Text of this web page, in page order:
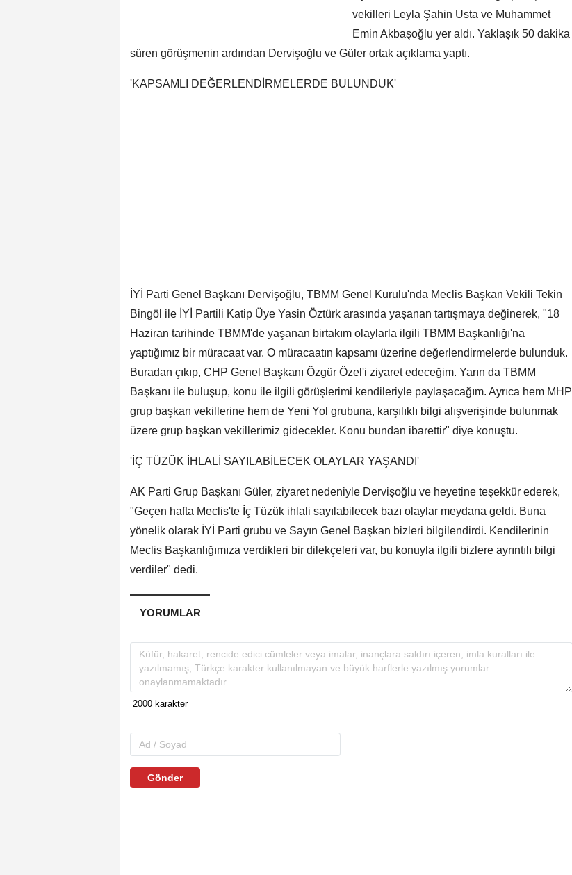
vekilleri Leyla Şahin Usta ve Muhammet
Emin Akbaşoğlu yer aldı. Yaklaşık 50 dakika
süren görüşmenin ardından Dervişoğlu ve Güler ortak açıklama yaptı.
'KAPSAMLI DEĞERLENDİRMELERDE BULUNDUK'
İYİ Parti Genel Başkanı Dervişoğlu, TBMM Genel Kurulu'nda Meclis Başkan Vekili Tekin
Bingöl ile İYİ Partili Katip Üye Yasin Öztürk arasında yaşanan tartışmaya değinerek, "18
Haziran tarihinde TBMM'de yaşanan birtakım olaylarla ilgili TBMM Başkanlığı'na
yaptığımız bir müracaat var. O müracaatın kapsamı üzerine değerlendirmelerde bulunduk.
Buradan çıkıp, CHP Genel Başkanı Özgür Özel'i ziyaret edeceğim. Yarın da TBMM
Başkanı ile buluşup, konu ile ilgili görüşlerimi kendileriyle paylaşacağım. Ayrıca hem MHP
grup başkan vekillerine hem de Yeni Yol grubuna, karşılıklı bilgi alışverişinde bulunmak
üzere grup başkan vekillerimiz gidecekler. Konu bundan ibarettir" diye konuştu.
'İÇ TÜZÜK İHLALİ SAYILABİLECEK OLAYLAR YAŞANDI'
AK Parti Grup Başkanı Güler, ziyaret nedeniyle Dervişoğlu ve heyetine teşekkür ederek,
"Geçen hafta Meclis'te İç Tüzük ihlali sayılabilecek bazı olaylar meydana geldi. Buna
yönelik olarak İYİ Parti grubu ve Sayın Genel Başkan bizleri bilgilendirdi. Kendilerinin
Meclis Başkanlığımıza verdikleri bir dilekçeleri var, bu konuyla ilgili bizlere ayrıntılı bilgi
verdiler" dedi.
YORUMLAR
Gönder